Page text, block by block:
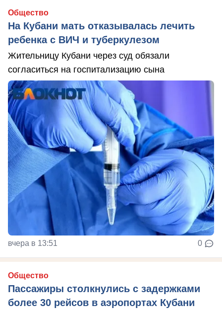
Общество
На Кубани мать отказывалась лечить
ребенка с ВИЧ и туберкулезом
Жительницу Кубани через суд обязали
согласиться на госпитализацию сына
вчера в 13:51 0
Общество
Пассажиры столкнулись с задержками
более 30 рейсов в аэропортах Кубани